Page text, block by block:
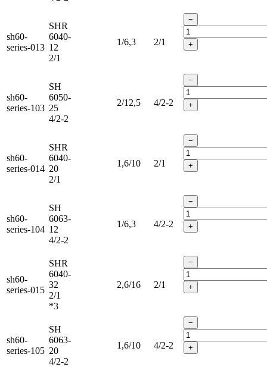
sh60-
series-013
SHR
6040-
12
2/1
1/6,3 2/1
−
+
sh60-
series-103
SH
6050-
25
4/2-2
2/12,5 4/2-2
−
+
sh60-
series-014
SHR
6040-
20
2/1
1,6/10 2/1
−
+
sh60-
series-104
SH
6063-
12
4/2-2
1/6,3 4/2-2
−
+
sh60-
series-015
SHR
6040-
32
2/1
*3
2,6/16 2/1
−
+
sh60-
series-105
SH
6063-
20
4/2-2
1,6/10 4/2-2
−
+